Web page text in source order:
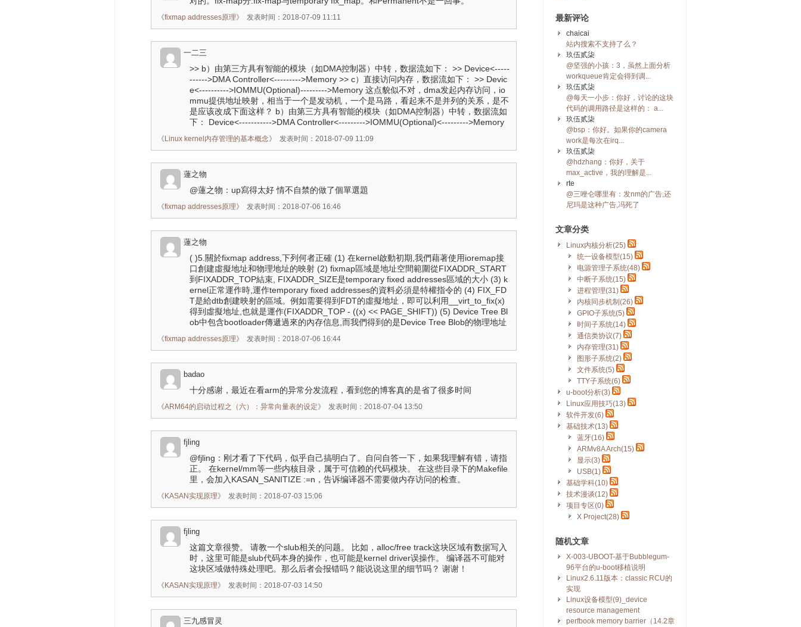
《fixmap addresses原理》 发表时间：2018-07-09 11:11
一二三
>> b）由第三方具有智能的模块（如DMA控制器）中转，数据流如下： >> Device<-----
------>DMA Controller<--------->Memory >> c）直接访问内存，数据流如下： >> Devic
e<---------->IOMMU(Optional)--------->Memory 这点貌似不对，dma发起内存访问，io
mmu提供地址映射，相当于一个是发动机，一个是马路，看起来不是并列的关系，是不
是应该改成下面这样？ b）由第三方具有智能的模块（如DMA控制器）中转，数据流如
下： Device<----------->DMA Controller<--------->IOMMU(Optional)<--------->Memory
《 Linux kernel内存管理的基本概念》 发表时间：2018-07-09 11:09
蓮之物
@蓮之物：up寫得太好 情不自禁的做了個單選題
《fixmap addresses原理》 发表时间：2018-07-06 16:46
蓮之物
( )5.關於fixmap address,下列何者正確 (1) 在kernel啟動初期,我們藉著使用ioremap接
口創建虛擬地址和物理地址的映射 (2) fixmap區域是地址空間範圍從FIXADDR_START
到FIXADDR_TOP結束, FIXADDR_SIZE是temporary fixed addresses區域的大小 (3) k
ernel正常運作時,運作temporary fixed addresses的資料必須是特權指令的 (4) FIX_FD
T是給dtb創建映射的區域。例如需要得到FDT的虛擬地址，即可以利用__virt_to_fix(x)
得到虛擬地址,也就是運作(FIXADDR_TOP - ((x) << PAGE_SHIFT)) (5) Device Tree Bl
ob中包含bootloader傳遞過來的內存信息,而我們得到的是Device Tree Blob的物理地址
《fixmap addresses原理》 发表时间：2018-07-06 16:44
badao
十分感谢，最近在看arm的异常分发流程，看到您的博客真的是省了很多时间
《ARM64的启动过程之（六）：异常向量表的设定》 发表时间：2018-07-04 13:50
fjling
@fjling：刚才看了下代码，似乎自己搞明白了。自问自答一下，如果我理解有错，请指
正。 在kernel/mm等一些内核目录，属于可信赖的代码模块。 在这些目录下的Makefile
里，会加入KASAN_SANITIZE :=n，告诉编译器不需要做内存访问的检查。
《 KASAN实现原理》 发表时间：2018-07-03 15:06
fjling
这篇文章很赞。 请教一个slub相关的问题。 比如，alloc/free track这块区域有数据写入
时，这里可能是slub代码本身的操作，也可能是kernel driver误操作。 编译器不可能对
这块区域做特殊处理吧。那么后者会报错吗？能说说这里的细节吗？ 谢谢！
《 KASAN实现原理》 发表时间：2018-07-03 14:50
三九感冒灵
最新评论
chaicai
站内搜索不支持了么？
玖伍贰柒
@坚强的小孩：3，虽然上面分析
workqueue肯定会得到调...
玖伍贰柒
@每天一小步：你好，讨论的这块
代码的调用路径是这样的： a...
玖伍贰柒
@bsp：你好。如果你的camera
work是每次在irq...
玖伍贰柒
@hdzhang：你好，关于
max_active，我的理解是...
rte
@三唑仑哪里有：发nm的广告,还
尼玛是这种广告,冯死了
文章分类
Linux内核分析(25)
统一设备模型(15)
电源管理子系统(48)
中断子系统(15)
进程管理(31)
内核同步机制(26)
GPIO子系统(5)
时间子系统(14)
通信类协议(7)
内存管理(31)
图形子系统(2)
文件系统(5)
TTY子系统(6)
u-boot分析(3)
Linux应用技巧(13)
软件开发(6)
基础技术(13)
蓝牙(16)
ARMv8A Arch(15)
显示(3)
USB(1)
基础学科(10)
技术漫谈(12)
项目专区(0)
X Project(28)
随机文章
X-003-UBOOT-基于Bubblegum-
96平台的u-boot移植说明
Linux2.6.11版本：classic RCU的
实现
Linux设备模型(9)_device
resource management
perfbook memory barrier（14.2章